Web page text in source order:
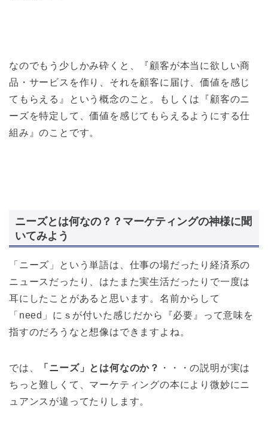
なのでもう少しかみ砕くと、
『顧客が本当に欲しい商
品・サービスを作り、それを顧客に届け、価値を感じ
てもらえる』という概念のこと。もしくは
『顧客のニ
ーズを特定して、価値を感じてもらえるようにする仕
組み』のことです。
ニーズとは何なの？？マーケティングの神様に聞
いてみよう
「ニーズ」という単語は、仕事の場だったり経済系の
ニュースだったり、はたまた実生活だったりで一度は
耳にしたことがあると思います。名前からして
「need」にｓが付いた感じだから『必要』って意味を
指すのだろうなと想像はできますよね。
では、 「ニーズ」とは何なのか？
・・・の説明が実は
ちっと難しくて、マーケティングの本により微妙にニ
ュアンスが違ってたりします。